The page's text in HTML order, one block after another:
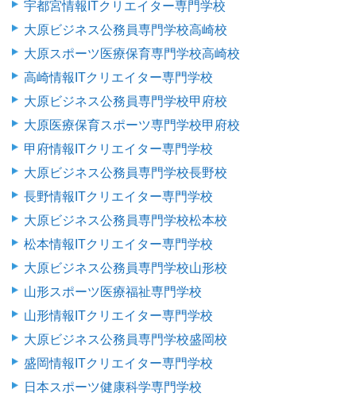
宇都宮情報ITクリエイター専門学校
大原ビジネス公務員専門学校高崎校
大原スポーツ医療保育専門学校高崎校
高崎情報ITクリエイター専門学校
大原ビジネス公務員専門学校甲府校
大原医療保育スポーツ専門学校甲府校
甲府情報ITクリエイター専門学校
大原ビジネス公務員専門学校長野校
長野情報ITクリエイター専門学校
大原ビジネス公務員専門学校松本校
松本情報ITクリエイター専門学校
大原ビジネス公務員専門学校山形校
山形スポーツ医療福祉専門学校
山形情報ITクリエイター専門学校
大原ビジネス公務員専門学校盛岡校
盛岡情報ITクリエイター専門学校
日本スポーツ健康科学専門学校